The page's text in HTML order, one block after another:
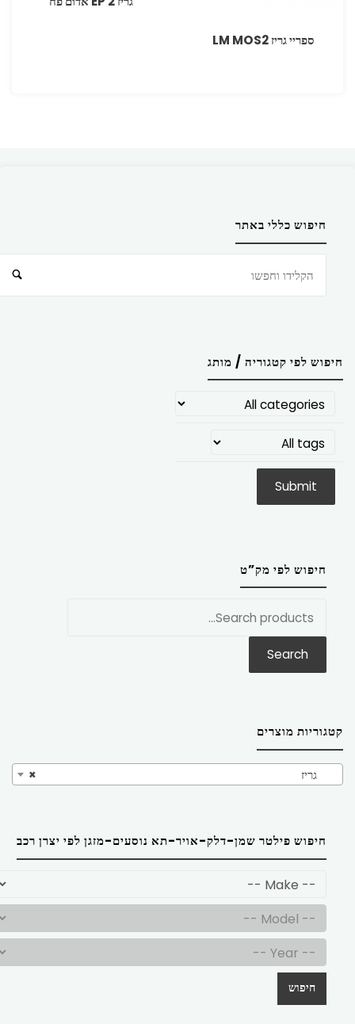
ספריי גריז MOS2 ‏LM
חיפוש כללי באתר
חיפוש לפי קטגוריה / מותג
חיפוש לפי מק”ט
Search
קטגוריות מוצרים
× גריז
חיפוש פילטר שמן-דלק-אויר-תא נוסעים-מזגן לפי יצרן רכב
חיפוש